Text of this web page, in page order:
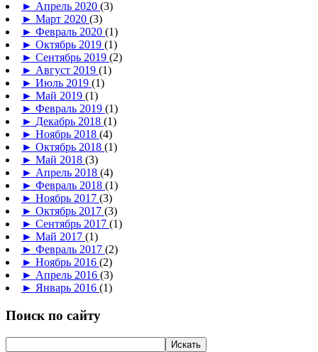
► Апрель 2020 (3)
► Март 2020 (3)
► Февраль 2020 (1)
► Октябрь 2019 (1)
► Сентябрь 2019 (2)
► Август 2019 (1)
► Июль 2019 (1)
► Май 2019 (1)
► Февраль 2019 (1)
► Декабрь 2018 (1)
► Ноябрь 2018 (4)
► Октябрь 2018 (1)
► Май 2018 (3)
► Апрель 2018 (4)
► Февраль 2018 (1)
► Ноябрь 2017 (3)
► Октябрь 2017 (3)
► Сентябрь 2017 (1)
► Май 2017 (1)
► Февраль 2017 (2)
► Ноябрь 2016 (2)
► Апрель 2016 (3)
► Январь 2016 (1)
Поиск по сайту